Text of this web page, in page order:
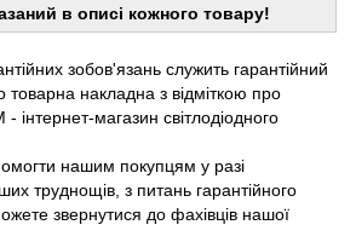
в описі кожного товару!
зобов'язань служить гарантійний
накладна з відміткою про
інтернет-магазин світлодіодного
нашим покупцям у разі
труднощів, з питань гарантійного
звернутися до фахівців нашої